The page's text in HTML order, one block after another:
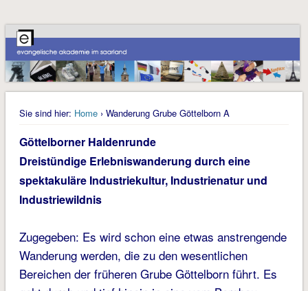
Sie sind hier: Home› Wanderung Grube Göttelborn A
Göttelborner Haldenrunde
Dreistündige Erlebniswanderung durch eine
spektakuläre Industriekultur, Industrienatur und
Industriewildnis
Zugegeben: Es wird schon eine etwas anstrengende
Wanderung werden, die zu den wesentlichen
Bereichen der früheren Grube Göttelborn führt. Es